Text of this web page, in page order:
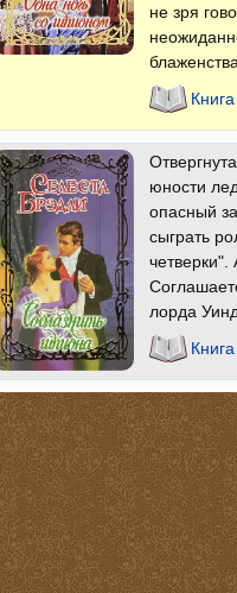
не зря
юности
опасный
сыграть
четверки".
лорда